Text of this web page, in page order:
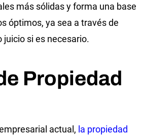
más sólidas y forma una base
óptimos, ya sea a través de
si es necesario.
Propiedad
actual, la propiedad